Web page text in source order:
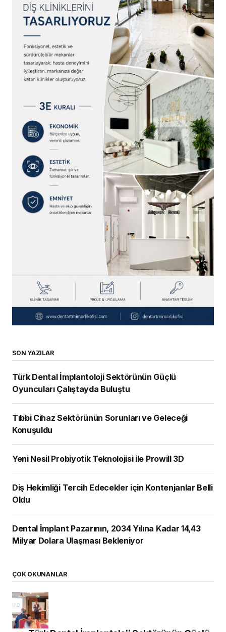
SON YAZILAR
Türk Dental İmplantoloji Sektörünün Güçlü
Oyuncuları Çalıştayda Buluştu
Tıbbi Cihaz Sektörünün Sorunları ve Geleceği
Konuşuldu
Yeni Nesil Probiyotik Teknolojisi ile Prowill 3D
Diş Hekimliği Tercih Edecekler için Kontenjanlar Belli
Oldu
Dental İmplant Pazarının, 2034 Yılına Kadar 14,43
Milyar Dolara Ulaşması Bekleniyor
ÇOK OKUNANLAR